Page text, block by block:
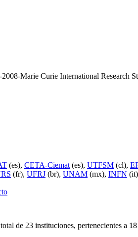
Marie Curie International Research
(es), CETA-Ciemat (es), UTFSM (cl),
(fr), UFRJ (br), UNAM (mx), INFN
de 23 instituciones, pertenecientes a